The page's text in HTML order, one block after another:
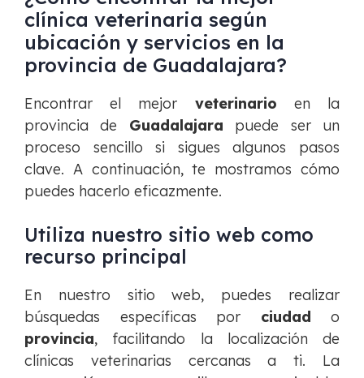
clínica veterinaria según
ubicación y servicios en la
provincia de Guadalajara?
Encontrar el mejor veterinario en la
provincia de Guadalajara puede ser un
proceso sencillo si sigues algunos pasos
clave. A continuación, te mostramos cómo
puedes hacerlo eficazmente.
Utiliza nuestro sitio web como
recurso principal
En nuestro sitio web, puedes realizar
búsquedas específicas por ciudad o
provincia, facilitando la localización de
clínicas veterinarias cercanas a ti. La